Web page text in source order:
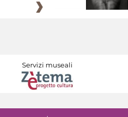
Servizi museali